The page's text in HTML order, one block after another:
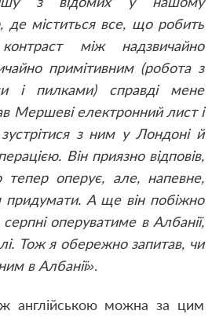
де міститься все, що робить
між надзвичайно
примітивним (робота з
і пилками) справді мене
Мершеві електронний лист і
з ним у Лондоні й
Він приязно відповів,
тепер оперує, але, напевне,
придумати. А ще він побіжно
оперуватиме в Албанії,
Тож я обережно запитав, чи
в Албанії».
англійською можна за цим